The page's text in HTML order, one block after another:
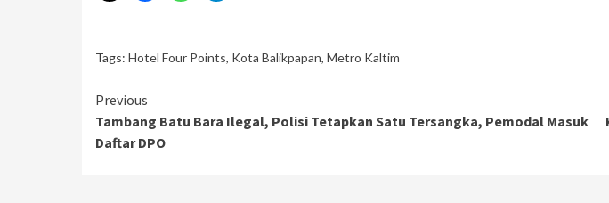
Tags: Hotel Four Points, Kota Balikpapan, Metro Kaltim
Continue
Reading
Previous
Tambang Batu Bara Ilegal, Polisi Tetapkan Satu Tersangka, Pemodal Masuk
Daftar DPO